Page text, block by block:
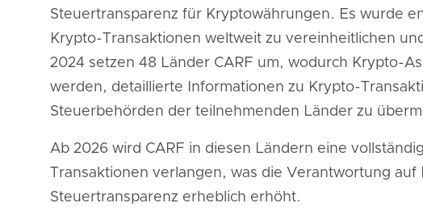
Steuertransparenz für Kryptowährungen. Es wurde
Krypto-Transaktionen weltweit zu vereinheitlichen
2024 setzen 48 Länder CARF um, wodurch Krypto-
werden, detaillierte Informationen zu Krypto-
Steuerbehörden der teilnehmenden Länder zu
Ab 2026 wird CARF in diesen Ländern eine
Transaktionen verlangen, was die Verantwortung
Steuertransparenz erheblich erhöht.